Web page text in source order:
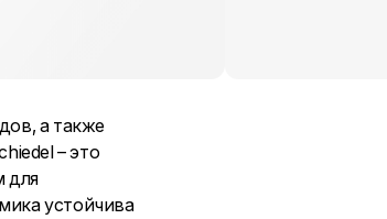
а также
– это
для
устойчива